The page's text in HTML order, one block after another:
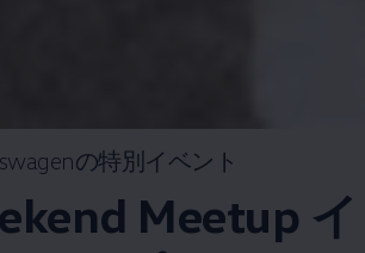
の特別イベント
Meetup イ